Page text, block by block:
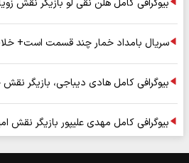
سریال بامداد خمار چند قسمت است+
بیوگرافی کامل هادی دیباجی، بازیگر
بیوگرافی کامل مهدی علیپور بازیگر نقش